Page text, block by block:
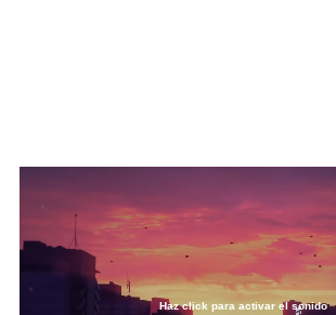
Haz click para activar el sonido